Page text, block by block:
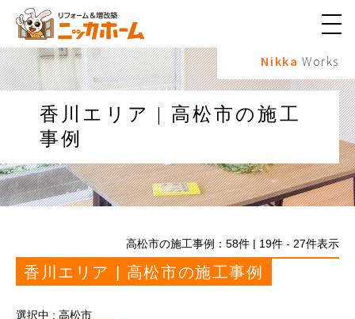
メ
ュ
ボ
タ
ン
Nikka Works
香川エリア | 高松市の施工
事例
高松市の施工事例： 58件 | 19件 - 27件表示
香川エリア | 高松市の施工事例
選択中 : 高松市